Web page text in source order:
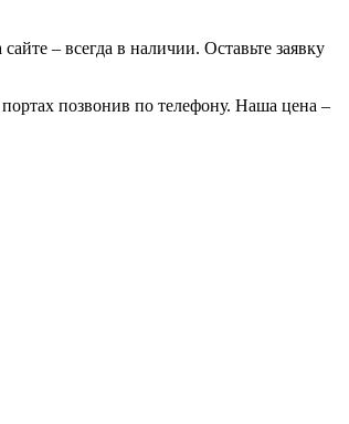
– всегда в наличии. Оставьте заявку
позвонив по телефону. Наша цена –